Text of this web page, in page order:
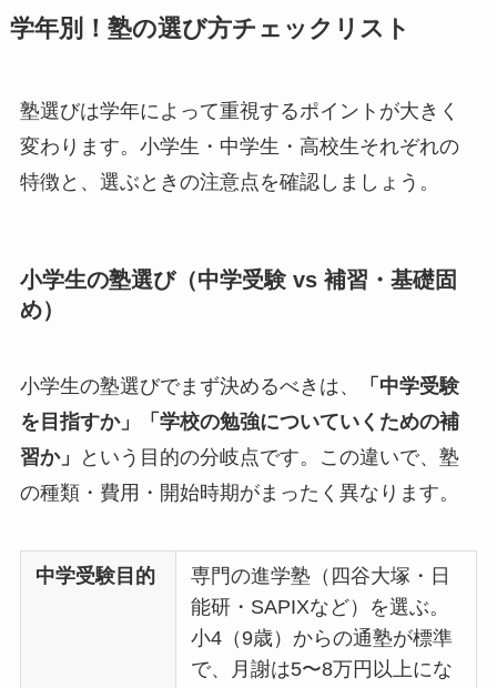
学年別！塾の選び方チェックリスト
塾選びは学年によって重視するポイントが大きく
変わります。小学生・中学生・高校生それぞれの
特徴と、選ぶときの注意点を確認しましょう。
小学生の塾選び（中学受験 vs 補習・基礎固
め）
小学生の塾選びでまず決めるべきは、
「中学受験
を目指すか」「学校の勉強についていくための補
習か」
という目的の分岐点です。この違いで、塾
の種類・費用・開始時期がまったく異なります。
中学受験目的
専門の進学塾（四谷大塚・日
能研・SAPIXなど）を選ぶ。
小4（9歳）からの通塾が標準
で、月謝は5〜8万円以上にな